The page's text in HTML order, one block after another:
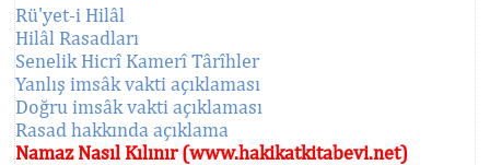
Rü'yet-i Hilâl
Hilâl Rasadları
Senelik Hicrî Kamerî Târîhler
Yanlış imsâk vakti açıklaması
Doğru imsâk vakti açıklaması
Rasad hakkında açıklama
Namaz Nasıl Kılınır (www.hakikatkitabevi.net)